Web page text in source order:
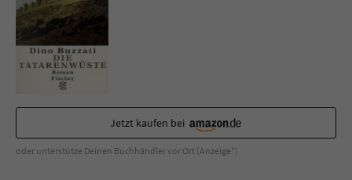
Jetzt kaufen bei
oder unterstütze Deinen Buchhändler vor Ort (Anzeige*)
Zweck